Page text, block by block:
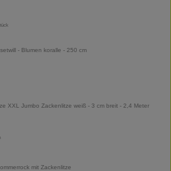
- Blumen koralle - 250 cm
XXL Jumbo Zackenlitze weiß - 3 cm breit - 2,4 Meter
mit Zackenlitze